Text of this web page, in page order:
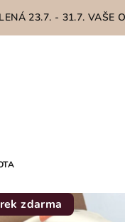
23.7. - 31.7. VAŠE
zdarma